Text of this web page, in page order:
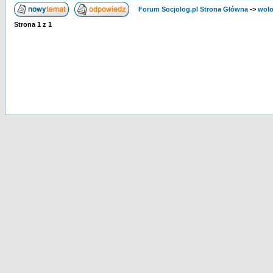
Forum Socjolog.pl Strona Główna ->
Strona 1 z 1